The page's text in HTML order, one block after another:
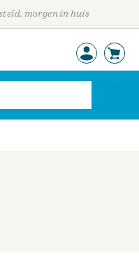
morgen in huis